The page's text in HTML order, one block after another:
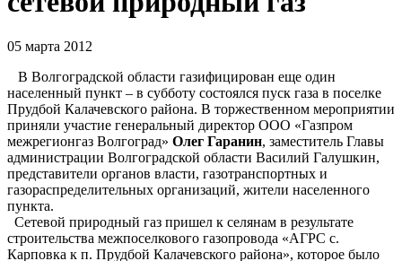
05 марта 2012
В Волгоградской области газифицирован еще один
населенный пункт – в субботу состоялся пуск газа в поселке
Прудбой Калачевского района. В торжественном мероприятии
приняли участие генеральный директор ООО «Газпром
межрегионгаз Волгоград» Олег Гаранин, заместитель Главы
администрации Волгоградской области Василий Галушкин,
представители органов власти, газотранспортных и
газораспределительных организаций, жители населенного
пункта.
Сетевой природный газ пришел к селянам в результате
строительства межпоселкового газопровода «АГРС с.
Карповка к п. Прудбой Калачевского района», которое было